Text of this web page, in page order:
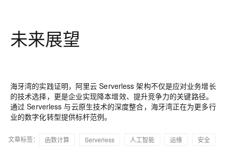
未来展望
海牙湾的实践证明，阿里云 Serverless 架构不仅是应对业务增长
的技术选择，更是企业实现降本增效、提升竞争力的关键路径。
通过 Serverless 与云原生技术的深度整合，海牙湾正在为更多行
业的数字化转型提供标杆范例。
文章标签： 函数计算 Serverless 人工智能 运维
安全